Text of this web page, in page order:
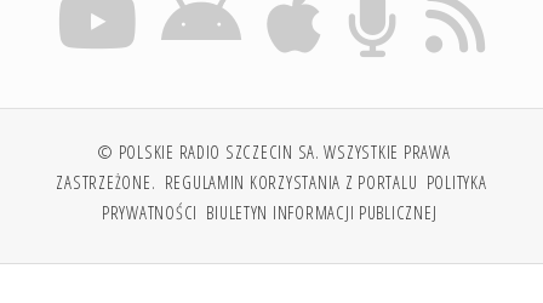
© POLSKIE RADIO SZCZECIN SA. WSZYSTKIE PRAWA
ZASTRZEŻONE. REGULAMIN KORZYSTANIA Z PORTALU POLITYKA
PRYWATNOŚCI BIULETYN INFORMACJI PUBLICZNEJ